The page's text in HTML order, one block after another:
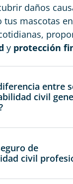
daños
tus mascotas en
y protección
entre
civil
de
civil